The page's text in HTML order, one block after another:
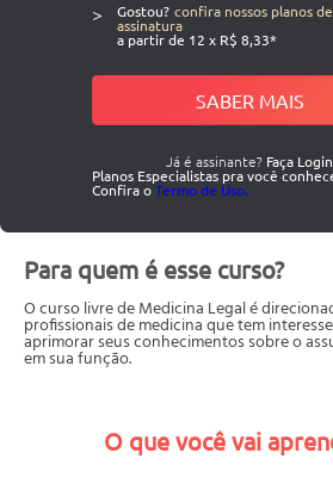
> Gostou? confira nossos planos de
assinatura
a partir de 12 x R$ 8,33*
SABER MAIS
Já é assinante? Faça Login
Planos Especialistas pra você
Confira oTermo de Uso.
Para quem é esse curso?
O curso livre de Medicina Legal é
profissionais de medicina que tem
aprimorar seus conhecimentos sobre o
em sua função.
O que você vai